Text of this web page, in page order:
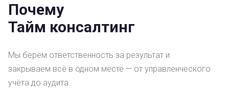
Почему
Тайм консалтинг
Мы берём ответственность за результат и
закрываем всё в одном месте — от управленческого
учёта до аудита.